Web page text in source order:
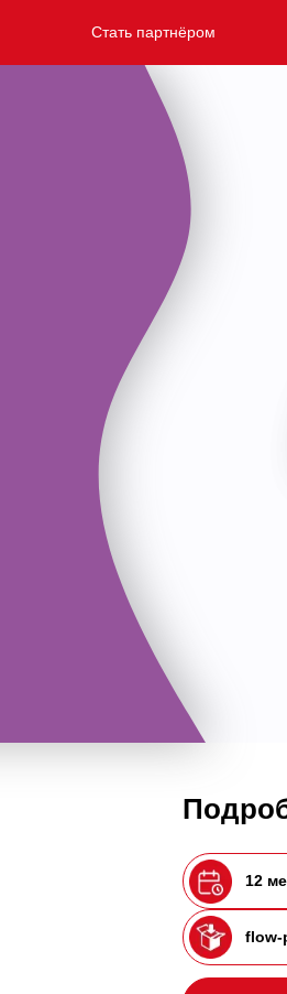
Стать партнёром
12
flow-